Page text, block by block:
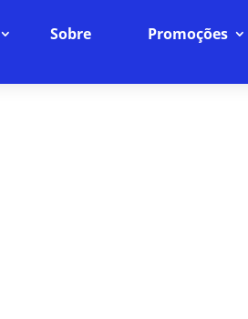
Sobre Promoções